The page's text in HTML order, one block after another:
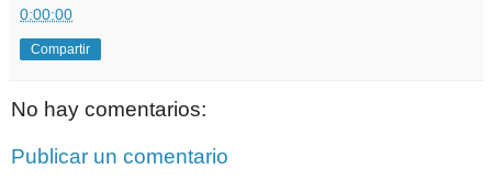
0:00:00
Compartir
No hay comentarios:
Publicar un comentario